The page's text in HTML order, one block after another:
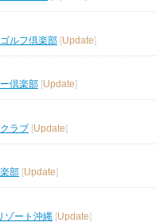
ルフ倶楽部 [Update]
倶楽部 Update
ラブ [Update]
部 Update
ゾート沖縄 [Update]